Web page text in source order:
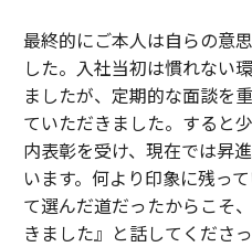
最終的にご本人は自らの意
した。入社当初は慣れない
ましたが、定期的な面談を
ていただきました。すると
内表彰を受け、現在では昇
います。何より印象に残っ
て選んだ道だったからこそ
きました』と話してくださ